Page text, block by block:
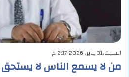
السبت,31 يناير, 2026 2:17 م
من لا يسمع الناس لا